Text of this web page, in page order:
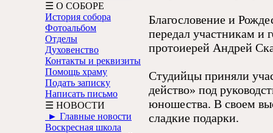
☰ О СОБОРЕ
История собора
Фотоальбом
Отделы
Духовенство
Контакты и реквизиты
Помощь храму
Подать записку
Написать письмо
☰ НОВОСТИ
► Главные новости
Воскресная школа
Благословение и
передал участникам и
протоиерей Андрей
Студийцы приняли
действо» под
юношества. В своем
сладкие подарки.